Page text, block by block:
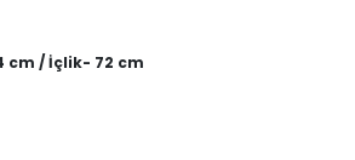
cm / İçlik- 72 cm